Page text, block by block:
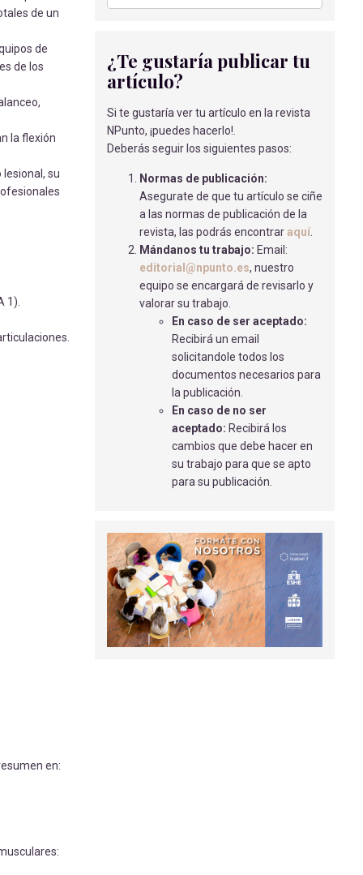
de un
de
de los
la flexión
su
1).
en:
Macías Ladrón de Guevara, L., Domínguez
USO DE LIDOCAÍNA PARA EVITAR EL
DOLOR DE GARGANTA
POSOPERATORIO.
Rodríguez Garvin J.
- 02/04/2018
BLOQUEO AURÍCULO-VENTRICULAR
COMPLETO Y COLOCACIÓN DE
MARCAPASOS. A PROPÓSITO DE UN
LEÓN MIRANDA, J- 01/09/2018
ABORDAJE TERAPÉUTICO DEL
PACIENTE CON DOLOR CRÓNICO
Hierro Fuster, E- 31/10/2024
ALTERNATIVAS ANALGÉSICAS A LA
ANESTESIA EPIDURAL EN EL PARTO
García Rodríguez, P- 29/03/2022
CÁNCER DE MAMA EN MUJER
PREMENOPÁUSICA.
Sánchez Quiros N.- 02/04/2018
DOLOR EN EL PACIENTE
ONCOLÓGICO Y TERMINAL
RESTRICCIÓN DE FLUJO SANGUÍNEO EN
LA PRÁCTICA FISIOTERÁPICA: UNA
REVISIÓN BIBLIOGRÁFICA
Bleda Andrés, J- 17/11/2020
LA ENFERMERÍA Y LA NUTRICIÓN EN
DEPORTISTAS DE ÉLITE
¿Te gustaría publicar tu
artículo?
Si te gustaría ver tu artículo en la revista
NPunto, ¡puedes hacerlo!.
Deberás seguir los siguientes pasos:
Normas de publicación:
Asegurate de que tu artículo se ciñe
a las normas de publicación de la
revista, las podrás encontraraquí
Mándanos tu trabajo: Email:
editorial@npunto.es, nuestro
equipo se encargará de revisarlo y
valorar su trabajo.
En caso de ser aceptado:
Recibirá un email
solicitandole todos los
documentos necesarios para
la publicación.
En caso de no ser
aceptado: Recibirá los
cambios que debe hacer en
su trabajo para que se apto
para su publicación.